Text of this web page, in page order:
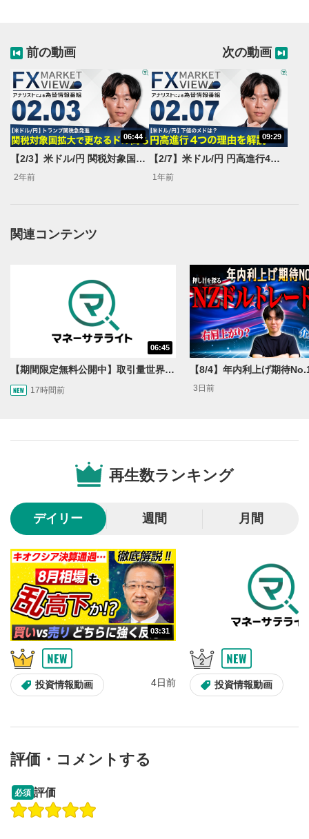
1
動画再生エリア
動画再生エリアにマウスを乗せると表示されます。
動画を再生または一時停止します。
10秒戻し/10秒送り
10秒、動画を巻き戻し/早送りします。
再生位置を示しています。再生したい位置をクリック
するとその位置から動画が再生されます。
スライダーを上下すると音量が調整できます。
8
全画面表示
動画が全画面で表示されます。再度クリックすると元
のサイズに戻ります。
前の動画
06:44
【2/3】米ドル/円 関税対象国拡大で更なるドル高も＜FX MARKET VIEW＞
2年前
次の動画
09:29
【2/7】米ドル/円 円高進行4つの理由を解説＜FX MARKET VIEW＞
1年前
関連コンテンツ
06:45
【期間限定無料公開中】取引量世界一の通貨ペアに優位性あり!?ドル/円&ユーロドルのテクニカルを検証！【JINのマンスリーFX戦略】
17時間前 3日前
再生数ランキング
デイリー 週間 月間
03:31
投資情報動画 4日前 投資情報動画
操作説明動画
評価・コメントする
必須 評価